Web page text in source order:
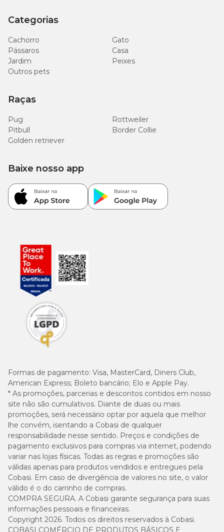
Categorias
Cachorro
Gato
Pássaros
Casa
Jardim
Peixes
Outros pets
Raças
Pug
Rottweiler
Pitbull
Border Collie
Golden retriever
Formas de pagamento: Visa, MasterCard, Diners Club,
American Express; Boleto bancário; Elo e Apple Pay.
* As promoções, parcerias e descontos contidos em nosso
site não são cumulativos. Diante de duas ou mais
promoções, será necessário optar por aquela que melhor
lhe convém, isentando a Cobasi de qualquer
responsabilidade nesse sentido. Preços e condições de
pagamento exclusivos para compras via internet, podendo
variar nas lojas físicas. Todas as regras e promoções são
válidas apenas para produtos vendidos e entregues pela
Cobasi. Em caso de divergência de valores no site, o valor
válido é o do carrinho de compras.
COMPRA SEGURA. A Cobasi garante segurança para suas
informações pessoais e financeiras.
Copyright 2026. Todos os direitos reservados à Cobasi.
COBASI COMÉRCIO DE PRODUTOS BÁSICOS E
Baixe nosso app